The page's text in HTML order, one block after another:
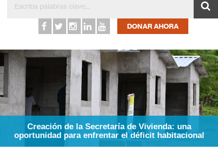
DONAR AHORA
Creación de la Secretaría de Vivienda: una
oportunidad para enfrentar el déficit habitacional